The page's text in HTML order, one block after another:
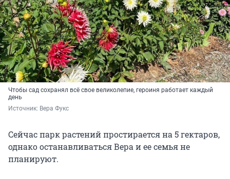
Чтобы сад сохранял всё свое великолепие, героиня работает каждый
день
Источник: Вера Фукс
Сейчас парк растений простирается на 5 гектаров,
однако останавливаться Вера и ее семья не
планируют.